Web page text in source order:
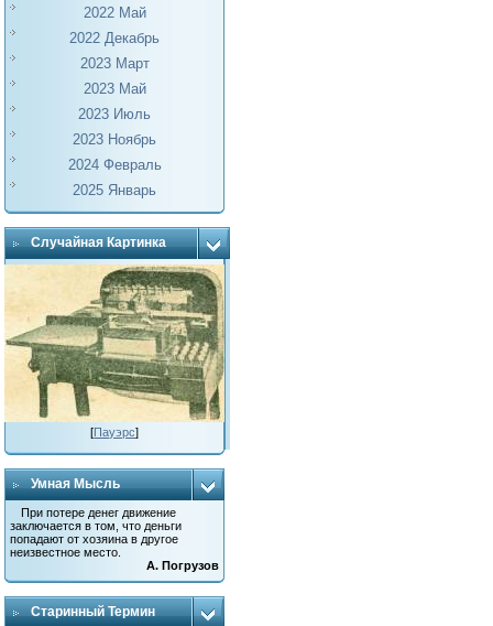
2022 Май
2022 Декабрь
2023 Март
2023 Май
2023 Июль
2023 Ноябрь
2024 Февраль
2025 Январь
Случайная Картинка
[Пауэрс]
Умная Мысль
При потере денег движение
заключается в том, что деньги
попадают от хозяина в другое
неизвестное место.
А. Погрузов
Старинный Термин